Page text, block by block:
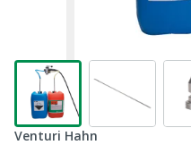
Venturi Hahn